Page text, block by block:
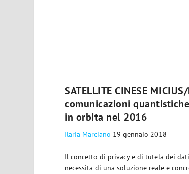
SATELLITE CINESE
comunicazioni
in orbita nel 2016
Ilaria Marciano 19 gennaio 2018
Il concetto di privacy e di tutela dei
necessita di una soluzione reale e